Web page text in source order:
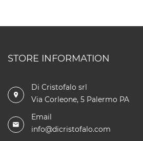
STORE INFORMATION
Di Cristofalo srl
Via Corleone, 5 Palermo PA
Email
info@dicristofalo.com